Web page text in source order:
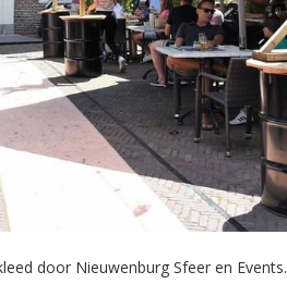
door Nieuwenburg Sfeer en Events.